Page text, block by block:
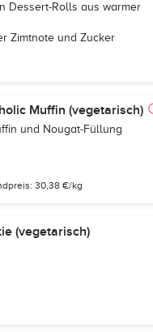
Dessert-Rolls aus warmer
Zimtnote und Zucker
Muffin (vegetarisch)
und Nougat-Füllung
30,38 €/kg
(vegetarisch)